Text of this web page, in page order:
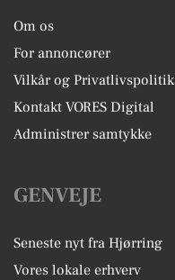
Om os
For annoncører
Vilkår og Privatlivspolitik
Kontakt VORES Digital
Administrer samtykke
GENVEJE
Seneste nyt fra Hjørring
Vores lokale erhverv